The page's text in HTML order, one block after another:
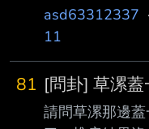
風巴威帶來的強
asd63312337 ·
11
81 [問卦] 草漯蓋
請問草漯那邊